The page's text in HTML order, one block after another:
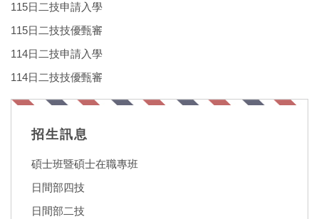
115日二技申請入學
115日二技技優甄審
114日二技申請入學
114日二技技優甄審
招生訊息
碩士班暨碩士在職專班
日間部四技
日間部二技